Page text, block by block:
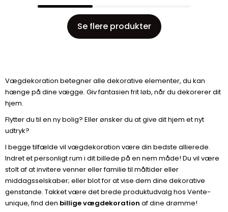
Se flere produkter
Vægdekoration betegner alle dekorative elementer, du kan
hænge på dine vægge. Giv fantasien frit løb, når du dekorerer dit
hjem.
Flytter du til en ny bolig? Eller ønsker du at give dit hjem et nyt
udtryk?
I begge tilfælde vil vægdekoration være din bedste allierede.
Indret et personligt rum i dit billede på en nem måde! Du vil være
stolt af at invitere venner eller familie til måltider eller
middagsselskaber; eller blot for at vise dem dine dekorative
genstande. Takket være det brede produktudvalg hos Vente-
unique, find den billige vægdekoration af dine drømme!